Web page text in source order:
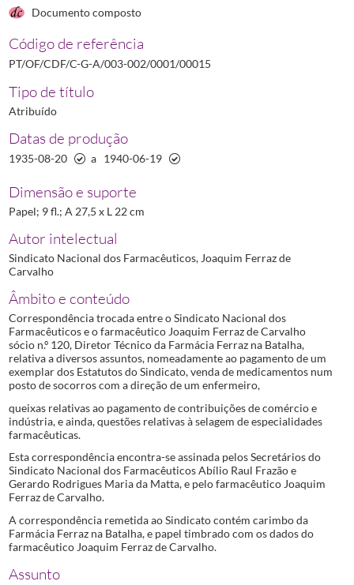
00016Correspondência trocada com o Sindicato Nacional dos
00017Correspondência trocada com o Sindicato Nacional dos
Documento composto
Código de referência
PT/OF/CDF/C-G-A/003-002/0001/00015
Tipo de título
Atribuído
Datas de produção
1935-08-20 a 1940-06-19
Dimensão e suporte
Papel; 9 fl.; A 27,5 x L 22 cm
Autor intelectual
Sindicato Nacional dos Farmacêuticos, Joaquim Ferraz de
Carvalho
Âmbito e conteúdo
Correspondência trocada entre o Sindicato Nacional dos
Farmacêuticos e o farmacêutico Joaquim Ferraz de Carvalho
sócio n.º 120, Diretor Técnico da Farmácia Ferraz na Batalha,
relativa a diversos assuntos, nomeadamente ao pagamento de um
exemplar dos Estatutos do Sindicato, venda de medicamentos num
posto de socorros com a direção de um enfermeiro,
queixas relativas ao pagamento de contribuições de comércio e
indústria, e ainda, questões relativas à selagem de especialidades
farmacêuticas.
Esta correspondência encontra-se assinada pelos Secretários do
Sindicato Nacional dos Farmacêuticos Abílio Raul Frazão e
Gerardo Rodrigues Maria da Matta, e pelo farmacêutico Joaquim
Ferraz de Carvalho.
A correspondência remetida ao Sindicato contém carimbo da
Farmácia Ferraz na Batalha, e papel timbrado com os dados do
farmacêutico Joaquim Ferraz de Carvalho.
Assunto